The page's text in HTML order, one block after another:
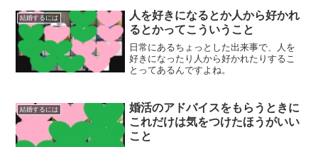
結婚するには
人を好きになるとか人から好かれ
るとかってこういうこと
日常にあるちょっとした出来事で、人を
好きになったり人から好かれたりするこ
とってあるんですよね。
結婚するには
婚活のアドバイスをもらうときに
これだけは気をつけたほうがいい
こと